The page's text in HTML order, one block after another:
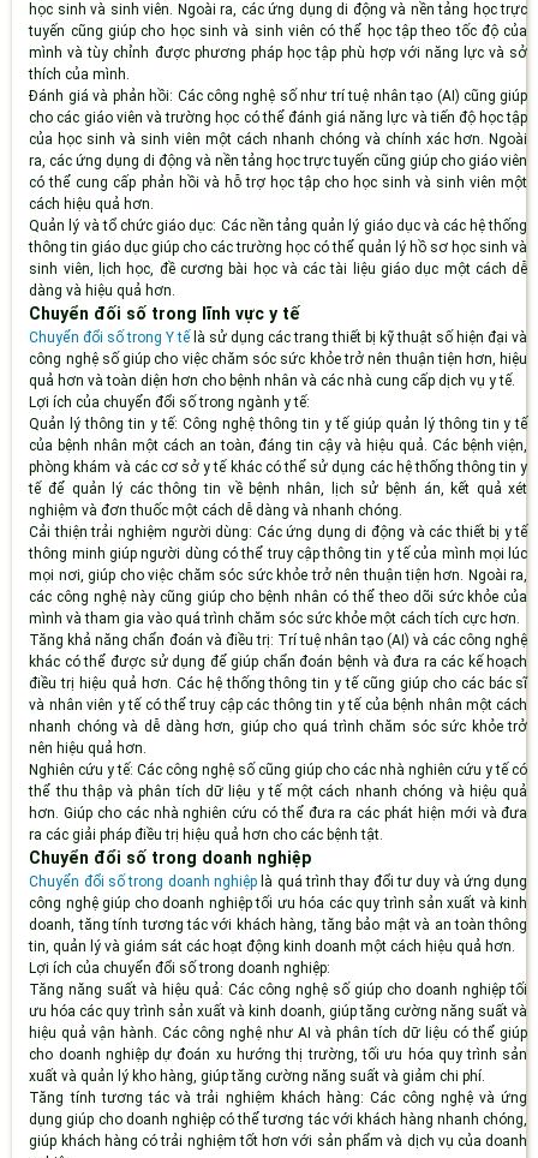
học sinh và sinh viên. Ngoài ra, các ứng dụng di động và nền tảng học trực
tuyến cũng giúp cho học sinh và sinh viên có thể học tập theo tốc độ của
mình và tùy chỉnh được phương pháp học tập phù hợp với năng lực và sở
thích của mình.
Đánh giá và phản hồi: Các công nghệ số như trí tuệ nhân tạo (AI) cũng giúp
cho các giáo viên và trường học có thể đánh giá năng lực và tiến độ học tập
của học sinh và sinh viên một cách nhanh chóng và chính xác hơn. Ngoài
ra, các ứng dụng di động và nền tảng học trực tuyến cũng giúp cho giáo viên
có thể cung cấp phản hồi và hỗ trợ học tập cho học sinh và sinh viên một
cách hiệu quả hơn.
Quản lý và tổ chức giáo dục: Các nền tảng quản lý giáo dục và các hệ thống
thông tin giáo dục giúp cho các trường học có thể quản lý hồ sơ học sinh và
sinh viên, lịch học, đề cương bài học và các tài liệu giáo dục một cách dễ
dàng và hiệu quả hơn.
Chuyển đối số trong lĩnh vực y tế
Chuyển đổi số trong Y tế là sử dụng các trang thiết bị kỹ thuật số hiện đại và
công nghệ số giúp cho việc chăm sóc sức khỏe trở nên thuận tiện hơn, hiệu
quả hơn và toàn diện hơn cho bệnh nhân và các nhà cung cấp dịch vụ y tế.
Lợi ích của chuyển đổi số trong ngành y tế:
Quản lý thông tin y tế: Công nghệ thông tin y tế giúp quản lý thông tin y tế
của bệnh nhân một cách an toàn, đáng tin cậy và hiệu quả. Các bệnh viện,
phòng khám và các cơ sở y tế khác có thể sử dụng các hệ thống thông tin y
tế để quản lý các thông tin về bệnh nhân, lịch sử bệnh án, kết quả xét
nghiệm và đơn thuốc một cách dễ dàng và nhanh chóng.
Cải thiện trải nghiệm người dùng: Các ứng dụng di động và các thiết bị y tế
thông minh giúp người dùng có thể truy cập thông tin y tế của mình mọi lúc
mọi nơi, giúp cho việc chăm sóc sức khỏe trở nên thuận tiện hơn. Ngoài ra,
các công nghệ này cũng giúp cho bệnh nhân có thể theo dõi sức khỏe của
mình và tham gia vào quá trình chăm sóc sức khỏe một cách tích cực hơn.
Tăng khả năng chẩn đoán và điều trị: Trí tuệ nhân tạo (AI) và các công nghệ
khác có thể được sử dụng để giúp chẩn đoán bệnh và đưa ra các kế hoạch
điều trị hiệu quả hơn. Các hệ thống thông tin y tế cũng giúp cho các bác sĩ
và nhân viên y tế có thể truy cập các thông tin y tế của bệnh nhân một cách
nhanh chóng và dễ dàng hơn, giúp cho quá trình chăm sóc sức khỏe trở
nên hiệu quả hơn.
Nghiên cứu y tế: Các công nghệ số cũng giúp cho các nhà nghiên cứu y tế có
thể thu thập và phân tích dữ liệu y tế một cách nhanh chóng và hiệu quả
hơn. Giúp cho các nhà nghiên cứu có thể đưa ra các phát hiện mới và đưa
ra các giải pháp điều trị hiệu quả hơn cho các bệnh tật.
Chuyển đổi số trong doanh nghiệp
Chuyển đổi số trong doanh nghiệp là quá trình thay đổi tư duy và ứng dụng
công nghệ giúp cho doanh nghiệp tối ưu hóa các quy trình sản xuất và kinh
doanh, tăng tính tương tác với khách hàng, tăng bảo mật và an toàn thông
tin, quản lý và giám sát các hoạt động kinh doanh một cách hiệu quả hơn.
Lợi ích của chuyển đổi số trong doanh nghiệp:
Tăng năng suất và hiệu quả: Các công nghệ số giúp cho doanh nghiệp tối
ưu hóa các quy trình sản xuất và kinh doanh, giúp tăng cường năng suất và
hiệu quả vận hành. Các công nghệ như AI và phân tích dữ liệu có thể giúp
cho doanh nghiệp dự đoán xu hướng thị trường, tối ưu hóa quy trình sản
xuất và quản lý kho hàng, giúp tăng cường năng suất và giảm chi phí.
Tăng tính tương tác và trải nghiệm khách hàng: Các công nghệ và ứng
dụng giúp cho doanh nghiệp có thể tương tác với khách hàng nhanh chóng,
giúp khách hàng có trải nghiệm tốt hơn với sản phẩm và dịch vụ của doanh